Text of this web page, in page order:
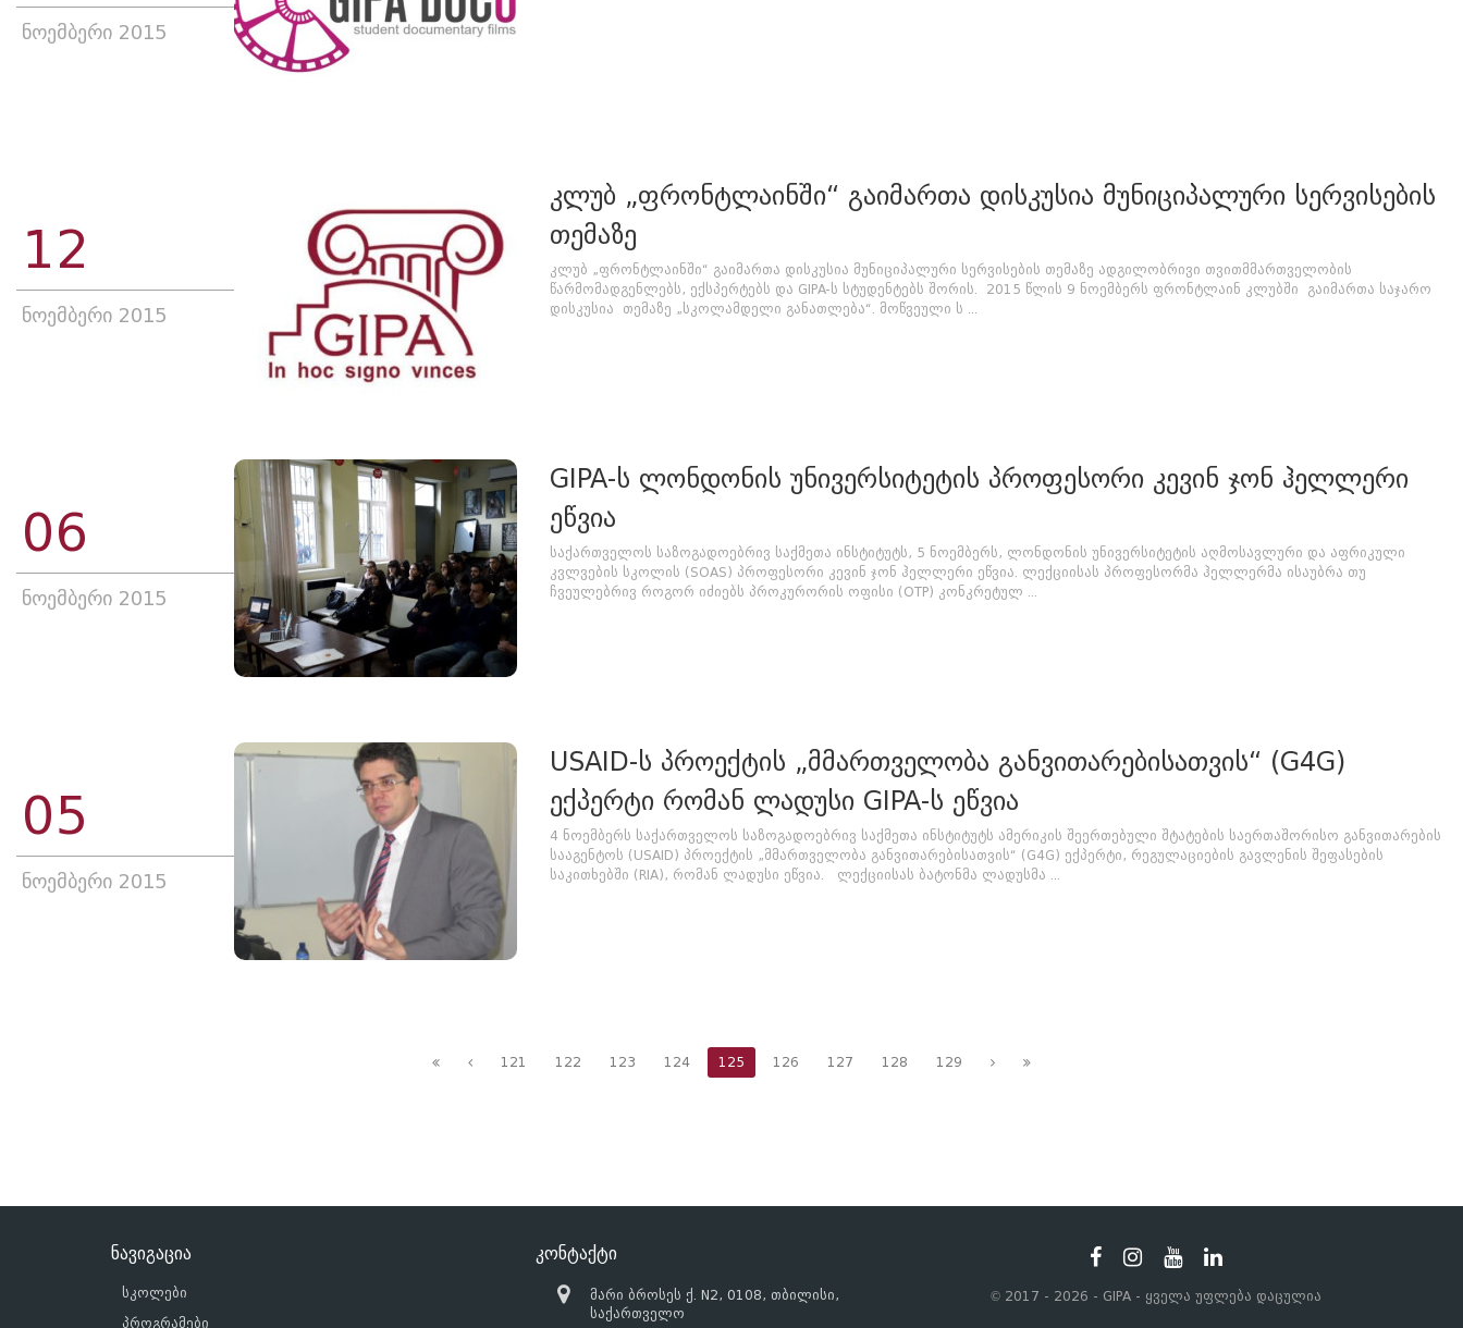
ნოემბერი 2015
12
ნოემბერი 2015
კლუბ „ფრონტლაინში“ გაიმართა დისკუსია მუნიციპალური სერვისების
თემაზე
კლუბ „ფრონტლაინში“ გაიმართა დისკუსია მუნიციპალური სერვისების თემაზე ადგილობრივი თვითმმართველობის
წარმომადგენლებს, ექსპერტებს და GIPA-ს სტუდენტებს შორის. 2015 წლის 9 ნოემბერს ფრონტლაინ კლუბში გაიმართა საჯარო
დისკუსია თემაზე „სკოლამდელი განათლება“. მოწვეული ს ...
06
ნოემბერი 2015
GIPA-ს ლონდონის უნივერსიტეტის პროფესორი კევინ ჯონ ჰელლერი
ეწვია
საქართველოს საზოგადოებრივ საქმეთა ინსტიტუტს, 5 ნოემბერს, ლონდონის უნივერსიტეტის აღმოსავლური და აფრიკული
კვლვების სკოლის (SOAS) პროფესორი კევინ ჯონ ჰელლერი ეწვია. ლექციისას პროფესორმა ჰელლერმა ისაუბრა თუ
ჩვეულებრივ როგორ იძიებს პროკურორის ოფისი (OTP) კონკრეტულ ...
05
ნოემბერი 2015
USAID-ს პროექტის „მმართველობა განვითარებისათვის“ (G4G)
ექპერტი რომან ლადუსი GIPA-ს ეწვია
4 ნოემბერს საქართველოს საზოგადოებრივ საქმეთა ინსტიტუტს ამერიკის შეერთებული შტატების საერთაშორისო განვითარების
სააგენტოს (USAID) პროექტის „მმართველობა განვითარებისათვის“ (G4G) ექპერტი, რეგულაციების გავლენის შეფასების
საკითხებში (RIA), რომან ლადუსი ეწვია. ლექციისას ბატონმა ლადუსმა ...
121 122 123 124 125 126 127 128 129
ნავიგაცია
სკოლები
პროგრამები
კონტაქტი
მარი ბროსეს ქ. N2, 0108, თბილისი,
საქართველო
© 2017 - 2026 - GIPA - ყველა უფლება დაცულია